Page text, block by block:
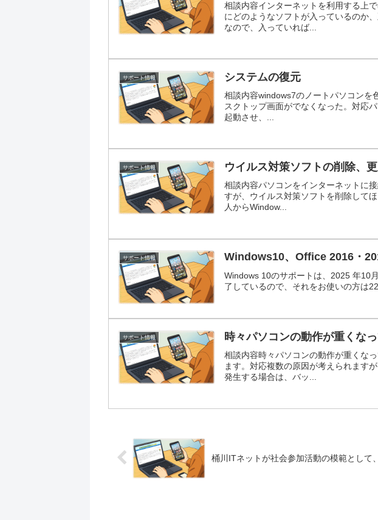
相談内容インターネットを利用する上
にどのようなソフトが入っているのか
なので、入っていれば...
サポート情報 システムの復元
相談内容windows7のノートパソコンを
スクトップ画面がでなくなった。対応
起動させ、...
サポート情報 ウイルス対策ソフトの削除、
相談内容パソコンをインターネットに
すが、ウイルス対策ソフトを削除して
人からWindow...
サポート情報 Windows10、Office 2016・
Windows 10のサポートは、2025 年10
了しているので、それをお使いの方は
サポート情報 時々パソコンの動作が重くな
相談内容時々パソコンの動作が重くな
ます。対応複数の原因が考えられます
発生する場合は、バッ...
桶川ITネットが社会参加活動の模範として